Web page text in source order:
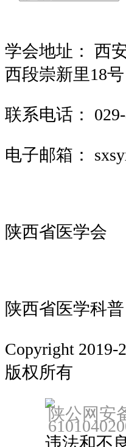
学会地址：
西
西段崇新里18号
联系电话：
电子邮箱：
陕西省医学会
陕西省医学科普
Copyright
版权所有
陕公网安
违法和不